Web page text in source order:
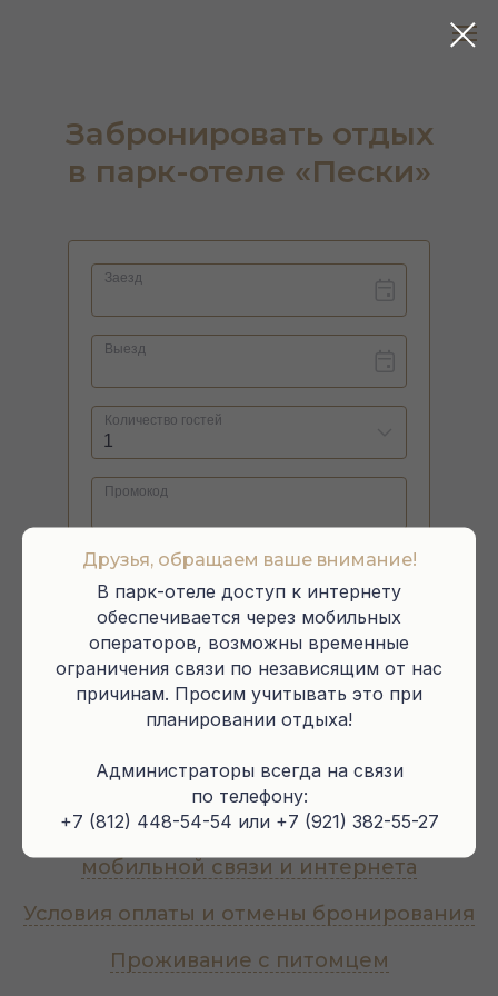
Забронировать отдых
в парк-отеле «Пески»
Время заезда и выезда в парк-отеле отличается
от указанного в подтверждении бронирования!
АКТУАЛЬНОЕ ВРЕМЯ ЗАЕЗДА И ВЫЕЗДА:
— глэмпинг-парк: заезд с 17:00, выезд до 14:00
мобильной связи и интернета
Условия оплаты и отмены бронирования
Проживание с питомцем
Друзья, обращаем ваше внимание!
В парк-отеле доступ к интернету
обеспечивается через мобильных
операторов, возможны временные
ограничения связи по независящим от нас
причинам. Просим учитывать это при
планировании отдыха!
Администраторы всегда на связи
по телефону:
+7 (812) 448-54-54 или +7 (921) 382-55-27